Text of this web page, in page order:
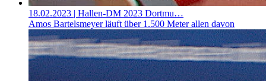
18.02.2023 | Hallen-DM 2023 Dortmu…
Amos Bartelsmeyer läuft über 1.500 Meter allen davon